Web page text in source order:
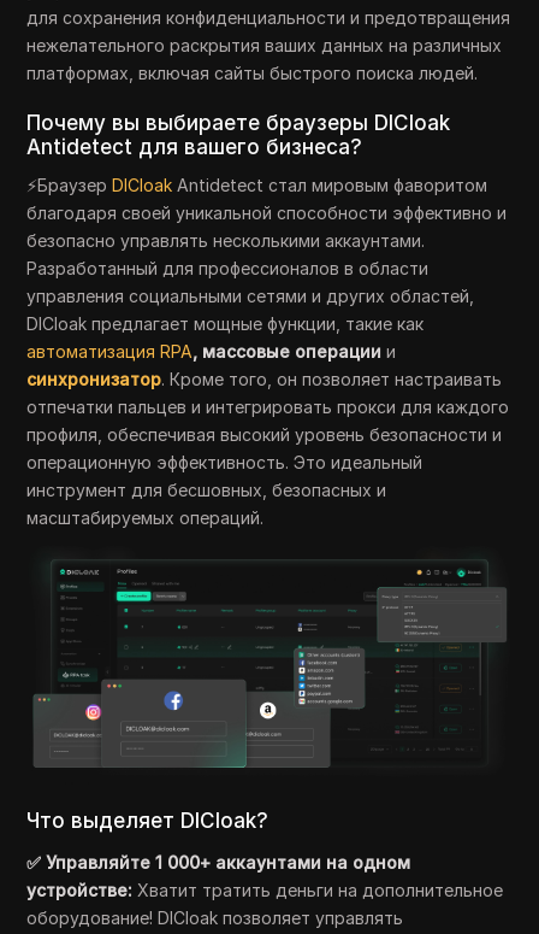
для сохранения конфиденциальности и предотвращения
нежелательного раскрытия ваших данных на различных
платформах, включая сайты быстрого поиска людей.
Почему вы выбираете браузеры DICloak
Antidetect для вашего бизнеса?
⚡Браузер DICloak Antidetect стал мировым фаворитом
благодаря своей уникальной способности эффективно и
безопасно управлять несколькими аккаунтами.
Разработанный для профессионалов в области
управления социальными сетями и других областей,
DICloak предлагает мощные функции, такие как
автоматизация RPA, массовые операции и
синхронизатор. Кроме того, он позволяет настраивать
отпечатки пальцев и интегрировать прокси для каждого
профиля, обеспечивая высокий уровень безопасности и
операционную эффективность. Это идеальный
инструмент для бесшовных, безопасных и
масштабируемых операций.
Что выделяет DICloak?
✅ Управляйте 1 000+ аккаунтами на одном
устройстве: Хватит тратить деньги на дополнительное
оборудование! DICloak позволяет управлять